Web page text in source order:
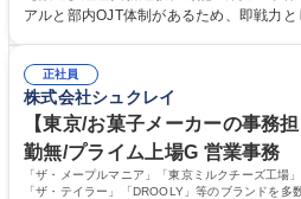
き、社内規定の改定や人事制度改定など
でも質問・相談できる環境が整っているた
集職種 【森ビルG】人事・総務◆賞与5
リモート可
アルと部内OJT体制があるため、即戦力と
務に挑戦できるため、自身の成長と組織
きます。 残業少なめ、週1日リモート可な
ち長期活躍できる環境です。 「これまで
キャリアを築きたい」という前向きな意欲
歴・資格 学歴：大学院 大学 高専 短大 専
簿記検定1級 日商簿記検定2級 日商簿記検
正社員
株式会社シュクレイ
【東京/お菓子メーカーの事務
勤無/プライム上場G 営業事務
「ザ・メープルマニア」「東京ミルクチーズ工場
「ザ・テイラー」「DROOLY」等のブランドを多